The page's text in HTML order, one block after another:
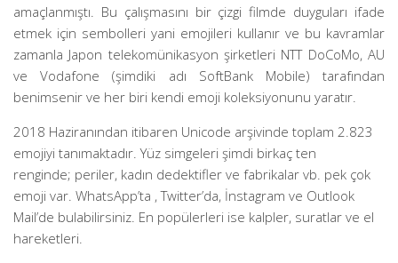
amaçlanmıştı. Bu çalışmasını bir çizgi filmde duyguları ifade
etmek için sembolleri yani emojileri kullanır ve bu kavramlar
zamanla Japon telekomünikasyon şirketleri NTT DoCoMo, AU
ve Vodafone (şimdiki adı SoftBank Mobile) tarafından
benimsenir ve her biri kendi emoji koleksiyonunu yaratır.
2018 Haziranından itibaren Unicode arşivinde toplam 2.823
emojiyi tanımaktadır. Yüz simgeleri şimdi birkaç ten
renginde; periler, kadın dedektifler ve fabrikalar vb. pek çok
emoji var. WhatsApp’ta , Twitter’da, İnstagram ve Outlook
Mail’de bulabilirsiniz. En popülerleri ise kalpler, suratlar ve el
hareketleri.